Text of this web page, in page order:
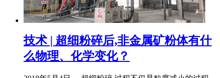
技术 | 超细粉碎后,非金属矿粉体有什
么物理、化学变化？